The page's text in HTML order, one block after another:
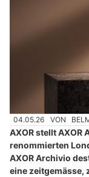
04.05.26 VON
AXOR stellt AXOR
renommierten
AXOR Archivio
eine zeitgemässe,